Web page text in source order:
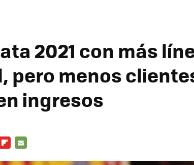
2021 con más
pero menos
ingresos